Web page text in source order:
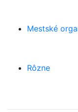
Mestské
Rôzne